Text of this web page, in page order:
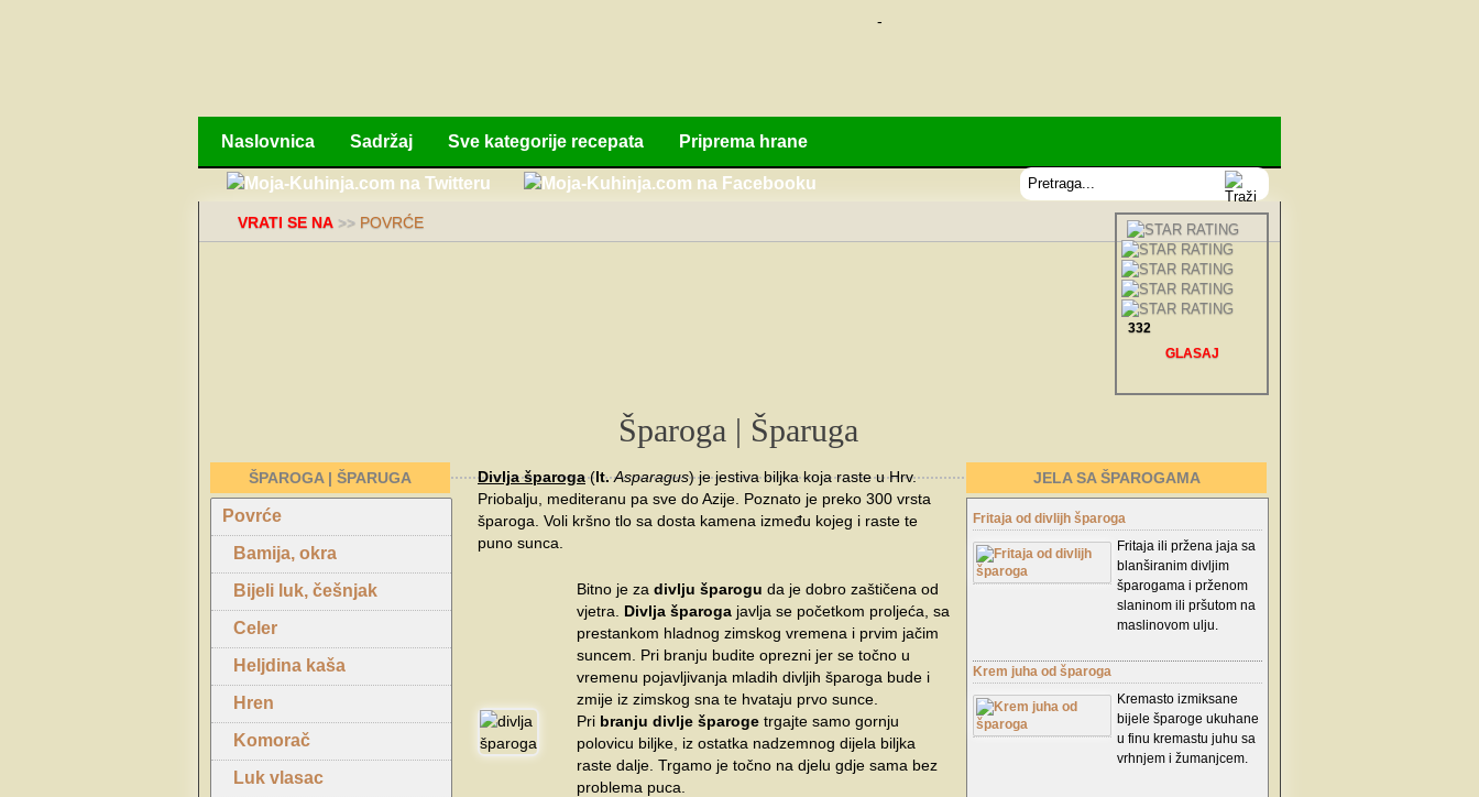
-
Naslovnica Sadržaj Sve kategorije recepata Priprema hrane
VRATI SE NA >> POVRĆE
332
GLASAJ
Šparoga | Šparuga
ŠPAROGA | ŠPARUGA
Povrće
Bamija, okra
Bijeli luk, češnjak
Celer
Heljdina kaša
Hren
Komorač
Luk vlasac
JELA SA ŠPAROGAMA
Fritaja od divlijh šparoga
Fritaja ili pržena jaja sa
blanširanim divljim
šparogama i prženom
slaninom ili pršutom na
maslinovom ulju.
Krem juha od šparoga
Kremasto izmiksane
bijele šparoge ukuhane
u finu kremastu juhu sa
vrhnjem i žumanjcem.
Divlja šparoga(lt. Asparagus) je jestiva biljka koja raste u Hrv.
Priobalju, mediteranu pa sve do Azije. Poznato je preko 300 vrsta
šparoga. Voli kršno tlo sa dosta kamena između kojeg i raste te
puno sunca.
Bitno je za divlju šparogu da je dobro zaštičena od
vjetra. Divlja šparoga javlja se početkom proljeća, sa
prestankom hladnog zimskog vremena i prvim jačim
suncem. Pri branju budite oprezni jer se točno u
vremenu pojavljivanja mladih divljih šparoga bude i
zmije iz zimskog sna te hvataju prvo sunce.
Pri branju divlje šparoge trgajte samo gornju
polovicu biljke, iz ostatka nadzemnog dijela biljka
raste dalje. Trgamo je točno na djelu gdje sama bez
problema puca.